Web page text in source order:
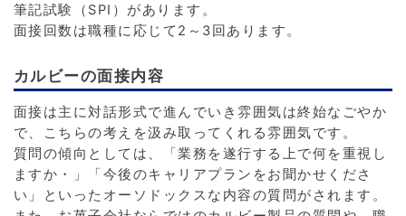
筆記試験（SPI）があります。
面接回数は職種に応じて2～3回あります。
カルビーの面接内容
面接は主に対話形式で進んでいき雰囲気は終始なごやか
で、こちらの考えを汲み取ってくれる雰囲気です。
質問の傾向としては、「業務を遂行する上で何を重視し
ますか・」「今後のキャリアプランをお聞かせくださ
い」といったオーソドックスな内容の質問がされます。